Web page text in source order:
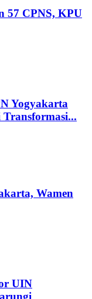
57 CPNS, KPU
Yogyakarta
Wamen
UIN